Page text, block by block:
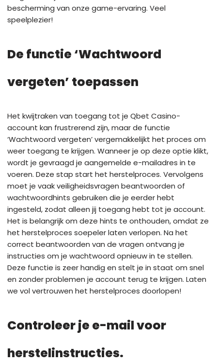
bescherming van onze game-ervaring. Veel
speelplezier!
De functie ‘Wachtwoord
vergeten’ toepassen
Het kwijtraken van toegang tot je Qbet Casino-
account kan frustrerend zijn, maar de functie
‘Wachtwoord vergeten’ vergemakkelijkt het proces om
weer toegang te krijgen. Wanneer je op deze optie klikt,
wordt je gevraagd je aangemelde e-mailadres in te
voeren. Deze stap start het herstelproces. Vervolgens
moet je vaak veiligheidsvragen beantwoorden of
wachtwoordhints gebruiken die je eerder hebt
ingesteld, zodat alleen jij toegang hebt tot je account.
Het is belangrijk om deze hints te onthouden, omdat ze
het herstelproces soepeler laten verlopen. Na het
correct beantwoorden van de vragen ontvang je
instructies om je wachtwoord opnieuw in te stellen.
Deze functie is zeer handig en stelt je in staat om snel
en zonder problemen je account terug te krijgen. Laten
we vol vertrouwen het herstelproces doorlopen!
Controleer je e-mail voor
herstelinstructies.